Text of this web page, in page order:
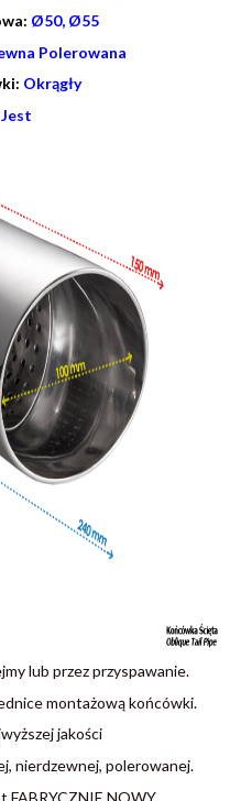
Ø50, Ø55
Polerowana
Okrągły
Jest
lub przez przyspawanie.
montażową końcówki.
jakości
nierdzewnej, polerowanej.
NOWY